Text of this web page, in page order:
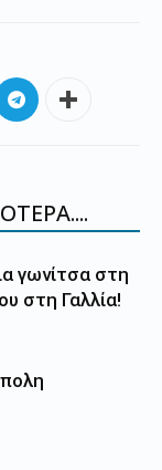
γωνίτσα στη
στη Γαλλία!